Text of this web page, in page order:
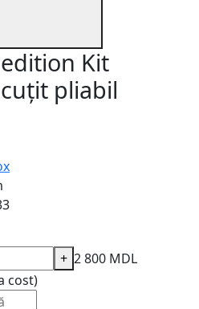
Kit
pliabil
2 800 MDL
cost)
+